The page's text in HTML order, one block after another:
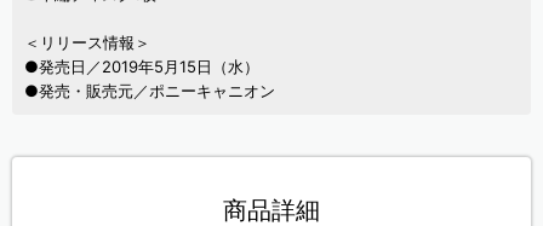
＜リリース情報＞
●発売日／2019年5月15日（水）
●発売・販売元／ポニーキャニオン
商品詳細